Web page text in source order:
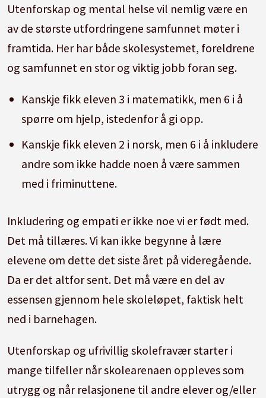
Utenforskap og mental helse vil nemlig være en
av de største utfordringene samfunnet møter i
framtida. Her har både skolesystemet, foreldrene
og samfunnet en stor og viktig jobb foran seg.
Kanskje fikk eleven 3 i matematikk, men 6 i å
spørre om hjelp, istedenfor å gi opp.
Kanskje fikk eleven 2 i norsk, men 6 i å inkludere
andre som ikke hadde noen å være sammen
med i friminuttene.
Inkludering og empati er ikke noe vi er født med.
Det må tillæres. Vi kan ikke begynne å lære
elevene om dette det siste året på videregående.
Da er det altfor sent. Det må være en del av
essensen gjennom hele skoleløpet, faktisk helt
ned i barnehagen.
Utenforskap og ufrivillig skolefravær starter i
mange tilfeller når skolearenaen oppleves som
utrygg og når relasjonene til andre elever og/eller